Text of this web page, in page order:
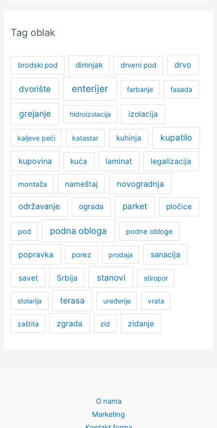
Tag oblak
brodski pod dimnjak drveni pod drvo
dvorište enterijer farbanje fasada
grejanje hidroizolacija izolacija
kaljeve peći katastar kuhinja kupatilo
kupovina kuća laminat legalizacija
montaža nameštaj novogradnja
održavanje ograda parket pločice
pod podna obloga podne obloge
popravka porez prodaja sanacija
savet Srbija stanovi stiropor
stolarija terasa uređenje vrata
zaštita zgrada zid zidanje
O nama
Marketing